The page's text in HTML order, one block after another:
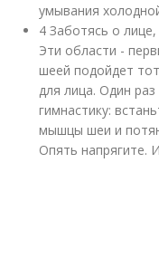
умывания
4 Заботясь о
Эти области -
шеей подойдет
для лица. Один
гимнастику:
мышцы шеи и
Опять напрягите.